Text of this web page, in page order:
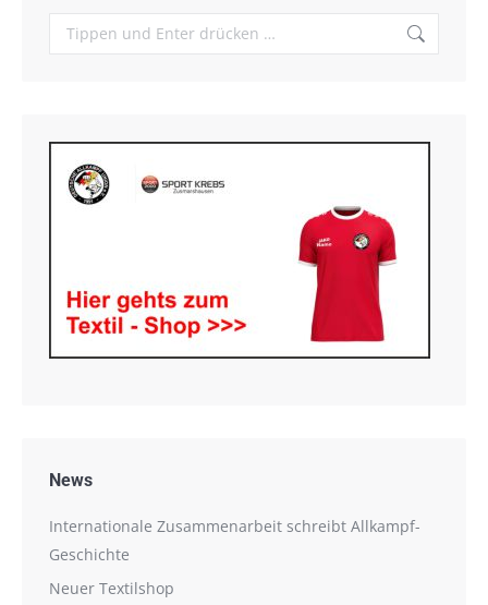
Search:
News
Internationale Zusammenarbeit schreibt Allkampf-
Geschichte
Neuer Textilshop